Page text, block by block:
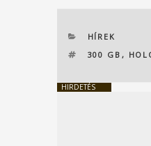
KATEGÓRIÁK
HÍREK
CÍMKÉK
300 GB ,
HIRDETÉS